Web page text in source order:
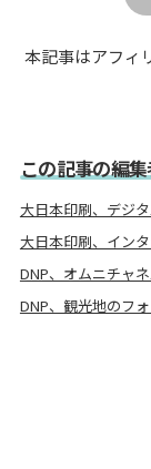
本記事はアフィ
この記事の編
大日本印刷、デジ
大日本印刷、イン
DNP、オムニチャ
DNP、観光地のフ